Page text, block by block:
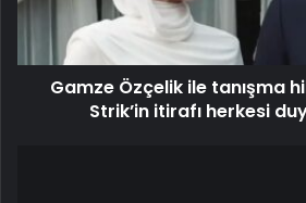
Gamze Özçelik ile tanışma
Strik’in itirafı herkesi